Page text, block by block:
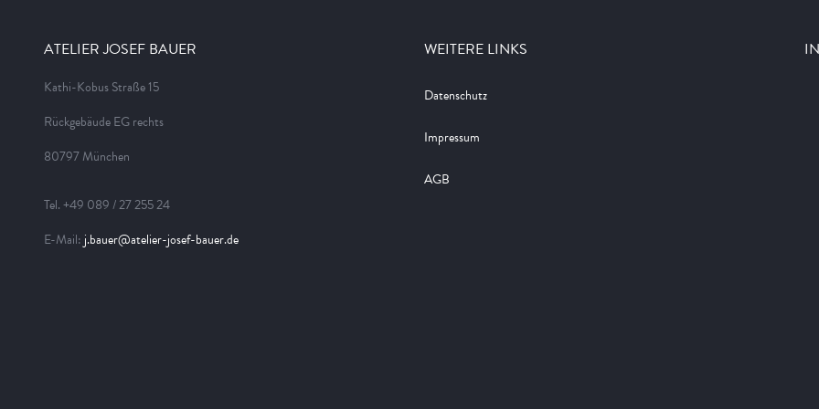
ATELIER JOSEF BAUER
Kathi-Kobus Straße 15
Rückgebäude EG rechts
80797 München
Tel. +49 089 / 27 255 24
E-Mail: j.bauer@atelier-josef-bauer.de
WEITERE LINKS
Datenschutz
Impressum
AGB